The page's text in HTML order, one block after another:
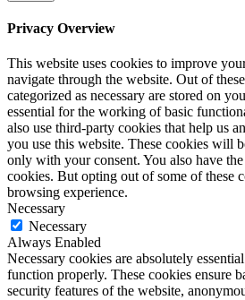
Privacy Overview
This website uses cookies to improve
navigate through the website. Out of
categorized as necessary are stored on
essential for the working of basic
also use third-party cookies that help us
you use this website. These cookies will
only with your consent. You also have
cookies. But opting out of some of these
browsing experience.
Necessary
Necessary
Always Enabled
Necessary cookies are absolutely
function properly. These cookies ensure
security features of the website,